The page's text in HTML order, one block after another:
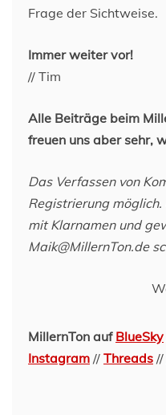
Frage der Sichtweise.
Immer weiter vor!
// Tim
Alle Beiträge beim
freuen uns aber sehr,
Das Verfassen von
Registrierung
mit Klarnamen und
Maik@MillernTon.de
MillernTon auf BlueSky
Instagram // Threads //